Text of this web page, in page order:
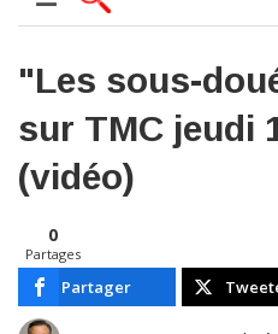
"Les sous-
sur TMC jeudi
(vidéo)
0
Partages
Partager